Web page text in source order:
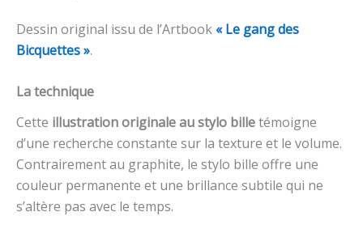
Dessin original issu de l’Artbook « Le gang des
Bicquettes ».
La technique
Cette illustration originale au stylo billetémoigne
d’une recherche constante sur la texture et le volume.
Contrairement au graphite, le stylo bille offre une
couleur permanente et une brillance subtile qui ne
s’altère pas avec le temps.